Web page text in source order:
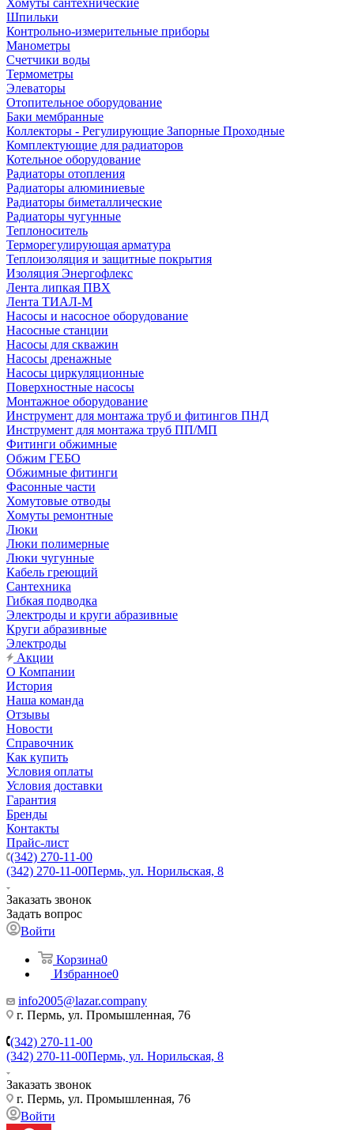
Шпильки
Контрольно-измерительные приборы
Манометры
Счетчики воды
Термометры
Элеваторы
Отопительное оборудование
Баки мембранные
Коллекторы - Регулирующие Запорные Проходные
Комплектующие для радиаторов
Котельное оборудование
Радиаторы отопления
Радиаторы алюминиевые
Радиаторы биметаллические
Радиаторы чугунные
Теплоноситель
Терморегулирующая арматура
Теплоизоляция и защитные покрытия
Изоляция Энергофлекс
Лента липкая ПВХ
Лента ТИАЛ-М
Насосы и насосное оборудование
Насосные станции
Насосы для скважин
Насосы дренажные
Насосы циркуляционные
Поверхностные насосы
Монтажное оборудование
Инструмент для монтажа труб и фитингов ПНД
Инструмент для монтажа труб ПП/МП
Фитинги обжимные
Обжим ГЕБО
Обжимные фитинги
Фасонные части
Хомутовые отводы
Хомуты ремонтные
Люки
Люки полимерные
Люки чугунные
Кабель греющий
Сантехника
Гибкая подводка
Электроды и круги абразивные
Круги абразивные
Электроды
Акции
О Компании
История
Наша команда
Отзывы
Новости
Справочник
Как купить
Условия оплаты
Условия доставки
Гарантия
Бренды
Контакты
Прайс-лист
(342) 270-11-00
(342) 270-11-00Пермь, ул. Норильская, 8
Заказать звонок
Задать вопрос
Войти
Корзина0
Избранное0
info2005@lazar.company
г. Пермь, ул. Промышленная, 76
(342) 270-11-00
(342) 270-11-00Пермь, ул. Норильская, 8
Заказать звонок
г. Пермь, ул. Промышленная, 76
Войти